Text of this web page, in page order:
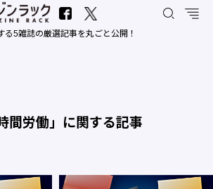
る5雑誌の厳選記事を丸ごと公開！
｜日刊工業新聞社
間労働」に関する記事